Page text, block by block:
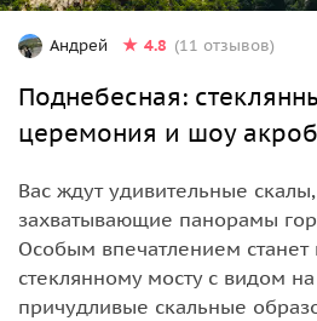
Андрей 4.8 (11 отзывов)
Поднебесная:
церемония и шоу
Вас ждут удивительные
захватывающие панорамы
Особым впечатлением станет
стеклянному мосту с видом
причудливые скальные